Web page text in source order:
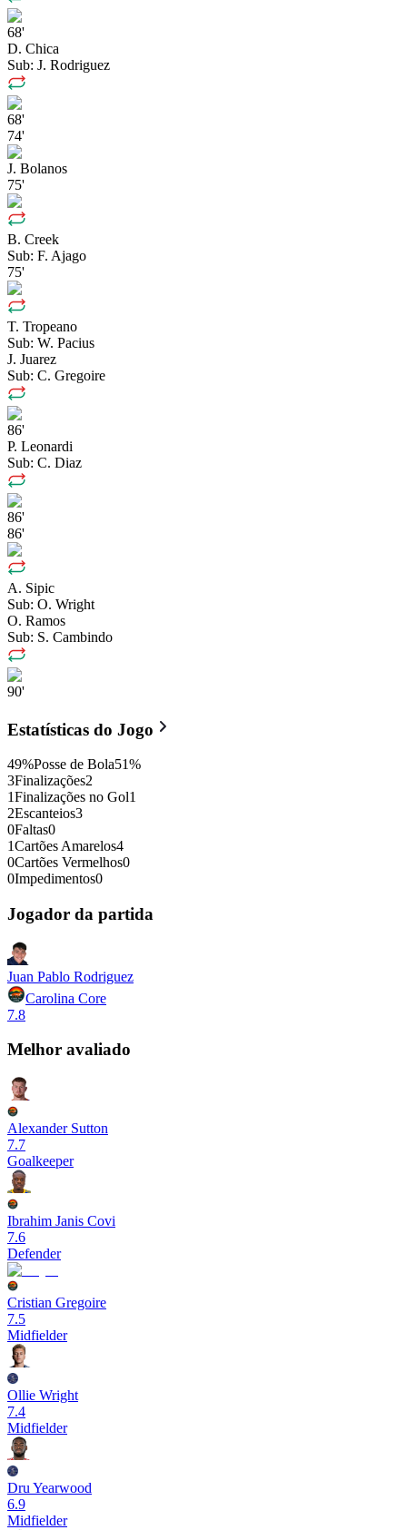
68'
D. Chica
Sub: J. Rodriguez
68'
74'
J. Bolanos
75'
B. Creek
Sub: F. Ajago
75'
T. Tropeano
Sub: W. Pacius
J. Juarez
Sub: C. Gregoire
86'
P. Leonardi
Sub: C. Diaz
86'
86'
A. Sipic
Sub: O. Wright
O. Ramos
Sub: S. Cambindo
90'
Estatísticas do Jogo
49%Posse de Bola51%
3Finalizações2
1Finalizações no Gol1
2Escanteios3
0Faltas0
1Cartões Amarelos4
0Cartões Vermelhos0
0Impedimentos0
Jogador da partida
Juan Pablo Rodriguez
Carolina Core
7.8
Melhor avaliado
Alexander Sutton
7.7
Goalkeeper
Ibrahim Janis Covi
7.6
Defender
Cristian Gregoire
7.5
Midfielder
Ollie Wright
7.4
Midfielder
Dru Yearwood
6.9
Midfielder